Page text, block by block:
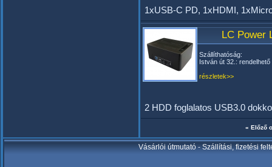
1xUSB-C PD, 1xHDMI,
LC Power
Szállíthatóság:
István út 32.: rendelhető
részletek>>
2 HDD foglalatos USB3.0
« Előző
Vásárlói útmutató-Szállítási, fizetési